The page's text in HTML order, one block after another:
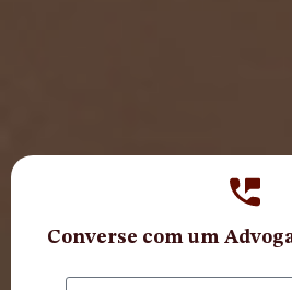
Converse com um